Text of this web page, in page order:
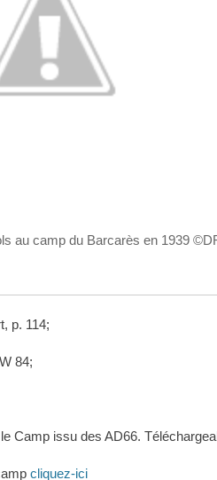
au camp du Barcarès en 1939
p. 114;
84;
Camp issu des AD66.
cliquez-ici